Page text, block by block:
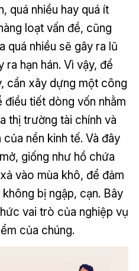
quá nhiều hay quá ít
loạt vấn đề, cũng
quá nhiều sẽ gây ra lũ
ra hạn hán. Vì vậy, để
cần xây dựng một công
tiết dòng vốn nhằm
thị trường tài chính và
nền kinh tế. Và đây
giống như hồ chứa
vào mùa khô, để đảm
bị ngập, cạn. Bây
vai trò của nghiệp vụ
của chúng.